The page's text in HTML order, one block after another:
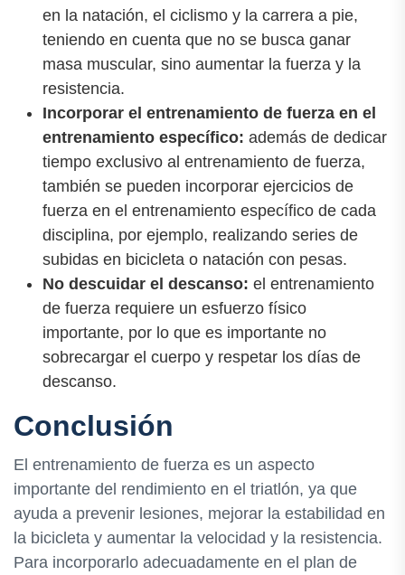
en la natación, el ciclismo y la carrera a pie,
teniendo en cuenta que no se busca ganar
masa muscular, sino aumentar la fuerza y la
resistencia.
Incorporar el entrenamiento de fuerza en el
entrenamiento específico: además de dedicar
tiempo exclusivo al entrenamiento de fuerza,
también se pueden incorporar ejercicios de
fuerza en el entrenamiento específico de cada
disciplina, por ejemplo, realizando series de
subidas en bicicleta o natación con pesas.
No descuidar el descanso: el entrenamiento
de fuerza requiere un esfuerzo físico
importante, por lo que es importante no
sobrecargar el cuerpo y respetar los días de
descanso.
Conclusión
El entrenamiento de fuerza es un aspecto
importante del rendimiento en el triatlón, ya que
ayuda a prevenir lesiones, mejorar la estabilidad en
la bicicleta y aumentar la velocidad y la resistencia.
Para incorporarlo adecuadamente en el plan de